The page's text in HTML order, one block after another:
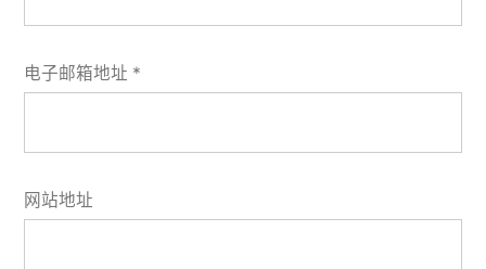
电子邮箱地址 *
网站地址